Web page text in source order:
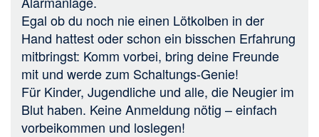
Egal ob du noch nie einen Lötkolben in der
Hand hattest oder schon ein bisschen Erfahrung
mitbringst: Komm vorbei, bring deine Freunde
mit und werde zum Schaltungs-Genie!
Für Kinder, Jugendliche und alle, die Neugier im
Blut haben. Keine Anmeldung nötig – einfach
vorbeikommen und loslegen!